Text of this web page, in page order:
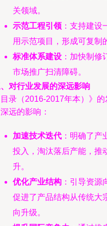
关领域。
示范工程引领 ：支持建
用示范项目，形成可复制
标准体系建设 ：加快制
市场推广扫清障碍。
对行业发展的深远影响
录（2016-2017年本）》
远的影响：
加速技术迭代 ：明确了
投入，淘汰落后产能，推
升。
优化产业结构 ：引导资
促进了产品结构从传统大
向升级。